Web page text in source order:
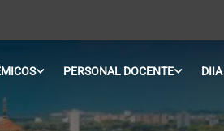
PERSONAL DOCENTE DIIA